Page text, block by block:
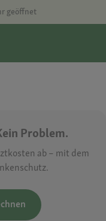
geöffnet
Problem.
ab – mit dem